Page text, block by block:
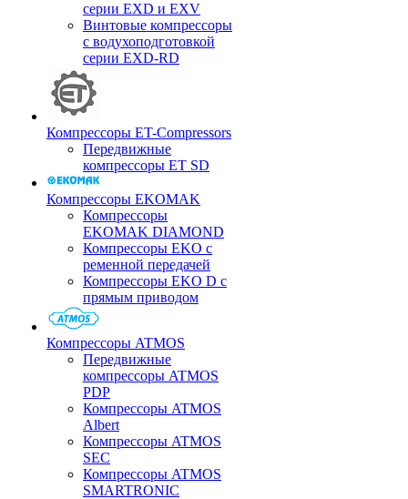
серии EXD и EXV
Винтовые компрессоры
с водухоподготовкой
серии EXD-RD
Компрессоры ET-Compressors
Передвижные
компрессоры ET SD
Компрессоры EKOMAK
Компрессоры
EKOMAK DIAMOND
Компрессоры EKO c
ременной передачей
Компрессоры EKO D с
прямым приводом
Компрессоры ATMOS
Передвижные
компрессоры ATMOS
PDP
Компрессоры ATMOS
Albert
Компрессоры ATMOS
SEC
Компрессоры ATMOS
SMARTRONIC